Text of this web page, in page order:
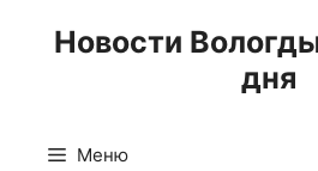
Новости
дня
Меню